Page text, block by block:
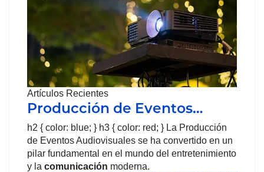
Artículos Recientes
Producción de Eventos…
h2 { color: blue; } h3 { color: red; } La Producción
de Eventos Audiovisuales se ha convertido en un
pilar fundamental en el mundo del entretenimiento
y la comunicación moderna.